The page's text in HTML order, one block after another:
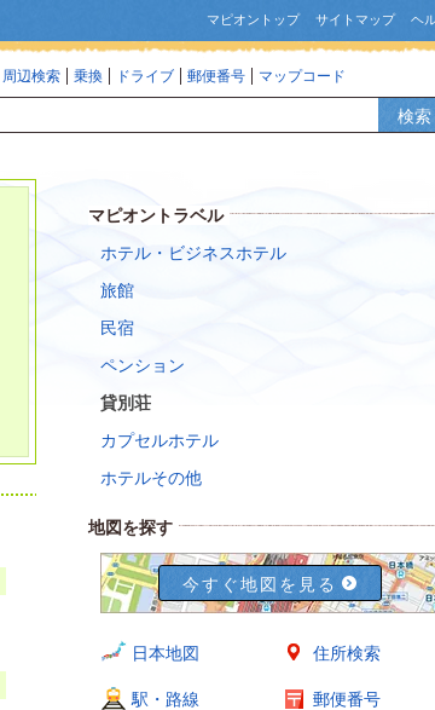
マピオントップ サイトマップ ヘ
周辺検索 乗換 ドライブ 郵便番号 マップコード
検索
マピオントラベル
ホテル・ビジネスホテル
旅館
民宿
ペンション
貸別荘
カプセルホテル
ホテルその他
地図を探す
今すぐ地図を見る
日本地図 住所検索
駅・路線 郵便番号